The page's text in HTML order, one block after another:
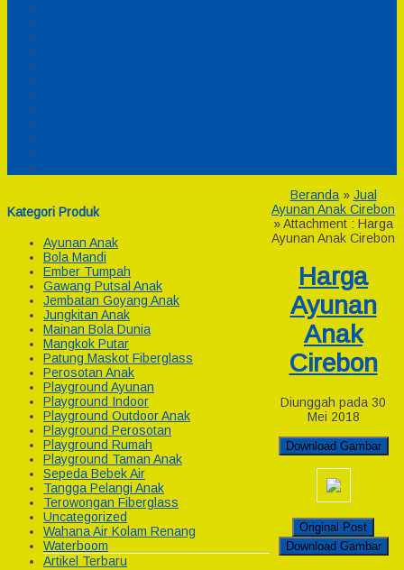
Kategori Produk
Ayunan Anak
Bola Mandi
Ember Tumpah
Gawang Putsal Anak
Jembatan Goyang Anak
Jungkitan Anak
Mainan Bola Dunia
Mangkok Putar
Patung Maskot Fiberglass
Perosotan Anak
Playground Ayunan
Playground Indoor
Playground Outdoor Anak
Playground Perosotan
Playground Rumah
Playground Taman Anak
Sepeda Bebek Air
Tangga Pelangi Anak
Terowongan Fiberglass
Uncategorized
Wahana Air Kolam Renang
Waterboom
Artikel Terbaru
Beranda» Jual
Ayunan Anak Cirebon
» Attachment : Harga
Ayunan Anak Cirebon
Harga
Ayunan
Anak
Cirebon
Diunggah pada 30
Mei 2018
Download Gambar
Original Post
Download Gambar